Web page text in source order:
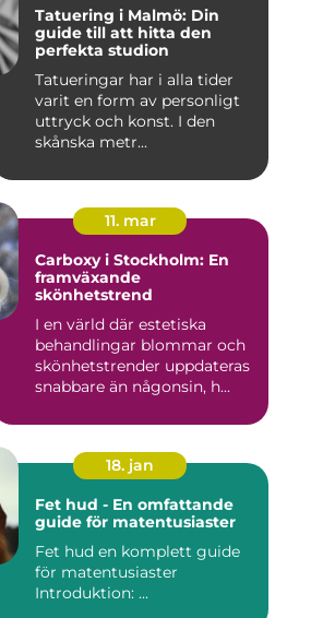
Tatuering i Malmö: Din
guide till att hitta den
perfekta studion
Tatueringar har i alla tider
varit en form av personligt
uttryck och konst. I den
skånska metr...
11. mar
Carboxy i Stockholm: En
framväxande
skönhetstrend
I en värld där estetiska
behandlingar blommar och
skönhetstrender uppdateras
snabbare än någonsin, h...
18. jan
Fet hud - En omfattande
guide för matentusiaster
Fet hud en komplett guide
för matentusiaster
Introduktion: ...